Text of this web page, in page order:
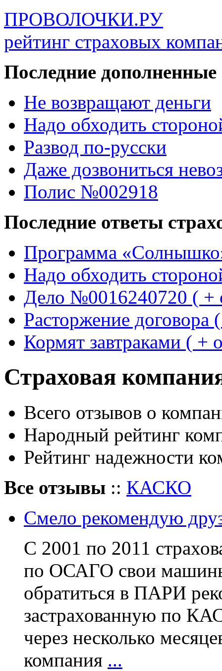
ПРОВОЛОЧКИ.РУ
рейтинг страховых
Последние
Не возвращают деньги
Надо обходить
Развод по-русски
Даже дозвониться
Полис №002918
Последние ответы
Программа
Надо обходить
Дело №0016240720 ( +
Расторжение договора
Кормят завтраками ( +
Страховая
Всего отзывов о
Народный рейтинг
Рейтинг надежности
Все отзывы :: КАСКО
Смело рекомендую
С 2001 по 2011
по ОСАГО свои
обратиться в ПАРИ
застрахованную по
через несколько
компания ...